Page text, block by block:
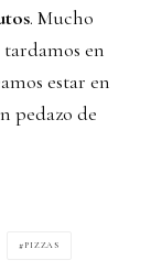
. Mucho
en
estar en
pedazo de
PIZZAS